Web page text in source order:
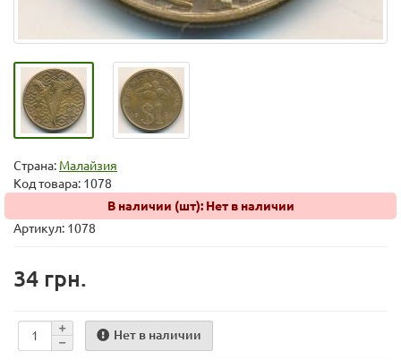
Страна: Малайзия
Код товара: 1078
В наличии (шт): Нет в наличии
Артикул: 1078
34 грн.
Нет в наличии